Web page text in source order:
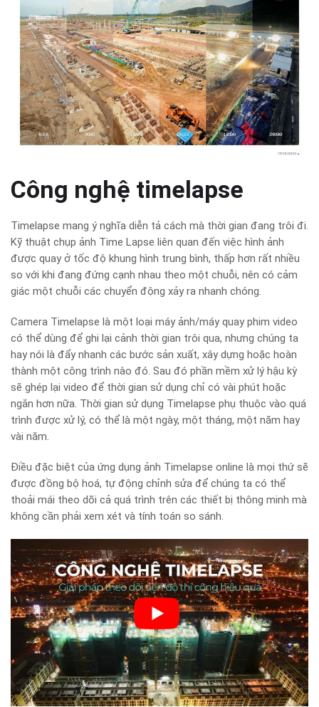
Công nghệ timelapse
Timelapse mang ý nghĩa diễn tả cách mà thời gian đang trôi đi.
Kỹ thuật chụp ảnh Time Lapse liên quan đến việc hình ảnh
được quay ở tốc độ khung hình trung bình, thấp hơn rất nhiều
so với khi đang đứng cạnh nhau theo một chuỗi, nên có cảm
giác một chuỗi các chuyển động xảy ra nhanh chóng.
Camera Timelapse là một loại máy ảnh/máy quay phim video
có thể dùng để ghi lại cảnh thời gian trôi qua, nhưng chúng ta
hay nói là đẩy nhanh các bước sản xuất, xây dựng hoặc hoàn
thành một công trình nào đó. Sau đó phần mềm xử lý hậu kỳ
sẽ ghép lại video để thời gian sử dụng chỉ có vài phút hoặc
ngắn hơn nữa. Thời gian sử dụng Timelapse phụ thuộc vào quá
trình được xử lý, có thể là một ngày, một tháng, một năm hay
vài năm.
Điều đặc biệt của ứng dụng ảnh Timelapse online là mọi thứ sẽ
được đồng bộ hoá, tự động chỉnh sửa để chúng ta có thể
thoải mái theo dõi cả quá trình trên các thiết bị thông minh mà
không cần phải xem xét và tính toán so sánh.